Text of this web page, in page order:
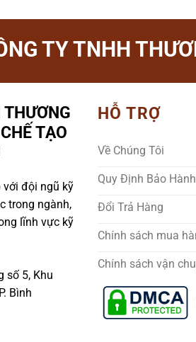
TY TNHH
THƯƠNG
TẠO
với đội ngũ kỹ
trong ngành,
lĩnh vực kỹ
số 5, Khu
Bình
HỖ TRỢ
Về Chúng Tôi
Quy Định Bảo Hành
Đổi Trả Hàng
Chính sách mua
Chính sách vận